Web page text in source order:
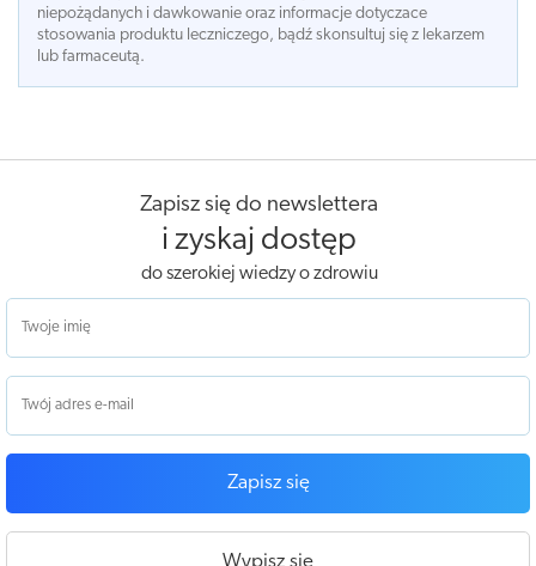
niepożądanych i dawkowanie oraz informacje dotyczace
stosowania produktu leczniczego, bądź skonsultuj się z lekarzem
lub farmaceutą.
Zapisz się do newslettera
i zyskaj dostęp
do szerokiej wiedzy o zdrowiu
Zapisz się
Wypisz się